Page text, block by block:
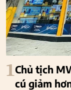
1Chủ tịch
cú giảm